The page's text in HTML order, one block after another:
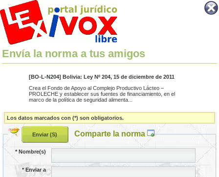
Envía la norma a tus amigos
[BO-L-N204] Bolivia: Ley Nº 204, 15 de diciembre de 2011
Crea el Fondo de Apoyo al Complejo Productivo Lácteo –
PROLECHE y establecer sus fuentes de financiamiento, en el
marco de la política de seguridad alimenta...
Los datos marcados con (*) son obligatorios.
Comparte la norma
*Nombre(s)
*Enviar a